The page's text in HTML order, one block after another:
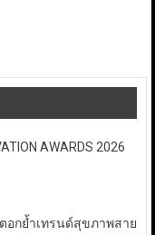
AWARDS 2026
อกย้ำเทรนด์สุขภาพสาย